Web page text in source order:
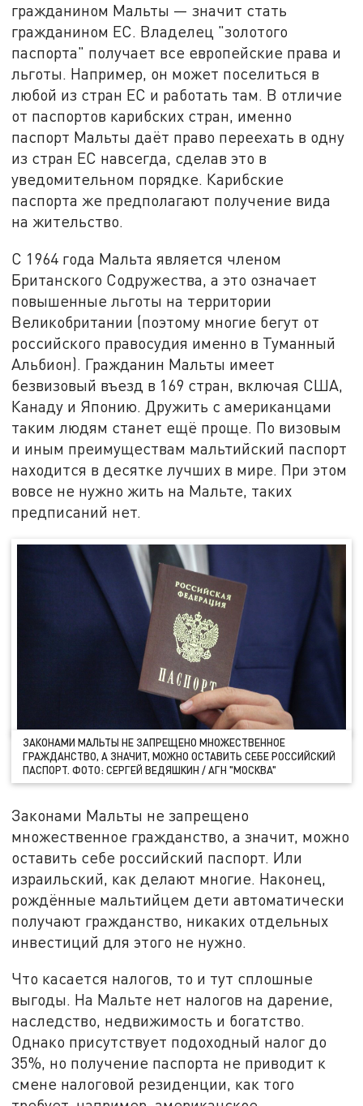
гражданином Мальты — значит стать
гражданином ЕС. Владелец "золотого
паспорта" получает все европейские права и
льготы. Например, он может поселиться в
любой из стран ЕС и работать там. В отличие
от паспортов карибских стран, именно
паспорт Мальты даёт право переехать в одну
из стран ЕС навсегда, сделав это в
уведомительном порядке. Карибские
паспорта же предполагают получение вида
на жительство.
С 1964 года Мальта является членом
Британского Содружества, а это означает
повышенные льготы на территории
Великобритании (поэтому многие бегут от
российского правосудия именно в Туманный
Альбион). Гражданин Мальты имеет
безвизовый въезд в 169 стран, включая США,
Канаду и Японию. Дружить с американцами
таким людям станет ещё проще. По визовым
и иным преимуществам мальтийский паспорт
находится в десятке лучших в мире. При этом
вовсе не нужно жить на Мальте, таких
предписаний нет.
ЗАКОНАМИ МАЛЬТЫ НЕ ЗАПРЕЩЕНО МНОЖЕСТВЕННОЕ
ГРАЖДАНСТВО, А ЗНАЧИТ, МОЖНО ОСТАВИТЬ СЕБЕ РОССИЙСКИЙ
ПАСПОРТ. ФОТО: СЕРГЕЙ ВЕДЯШКИН / АГН "МОСКВА"
Законами Мальты не запрещено
множественное гражданство, а значит, можно
оставить себе российский паспорт. Или
израильский, как делают многие. Наконец,
рождённые мальтийцем дети автоматически
получают гражданство, никаких отдельных
инвестиций для этого не нужно.
Что касается налогов, то и тут сплошные
выгоды. На Мальте нет налогов на дарение,
наследство, недвижимость и богатство.
Однако присутствует подоходный налог до
35%, но получение паспорта не приводит к
смене налоговой резиденции, как того